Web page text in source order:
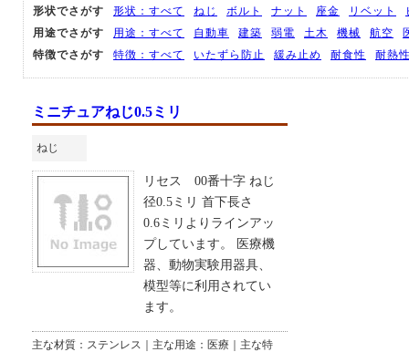
形状でさがす
形状：すべて ねじ ボルト ナット 座金 リベット
用途でさがす
用途：すべて 自動車 建築 弱電 土木 機械 航空
特徴でさがす
特徴：すべて いたずら防止 緩み止め 耐食性 耐熱
ミニチュアねじ0.5ミリ
ねじ
リセス 00番十字 ねじ
径0.5ミリ 首下長さ
0.6ミリよりラインアッ
プしています。 医療機
器、動物実験用器具、
模型等に利用されてい
ます。
主な材質：ステンレス｜主な用途：医療｜主な特